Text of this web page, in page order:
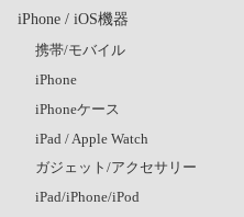
iPhone / iOS機器
携帯/モバイル
iPhone
iPhoneケース
iPad / Apple Watch
ガジェット/アクセサリー
iPad/iPhone/iPod